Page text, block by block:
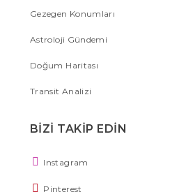
Gezegen Konumları
Astroloji Gündemi
Doğum Haritası
Transit Analizi
BİZİ TAKİP EDİN
Instagram
Pinterest